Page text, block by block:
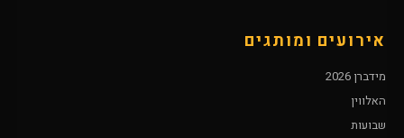
אירועים ומותגים
מידברן 2026
האלווין
שבועות